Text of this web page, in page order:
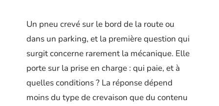
Un pneu crevé sur le bord de la route ou
dans un parking, et la première question qui
surgit concerne rarement la mécanique. Elle
porte sur la prise en charge : qui paie, et à
quelles conditions ? La réponse dépend
moins du type de crevaison que du contenu